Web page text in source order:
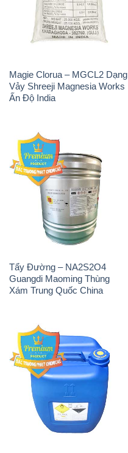
Magie Clorua – MGCL2 Dạng
Vảy Shreeji Magnesia Works
Ấn Độ India
Tẩy Đường – NA2S2O4
Guangdi Maoming Thùng
Xám Trung Quốc China